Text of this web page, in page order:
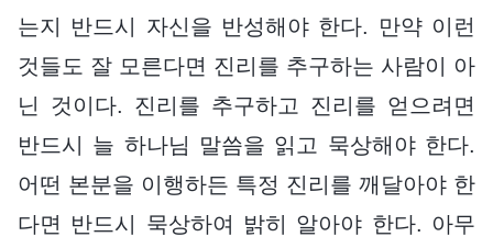
는지 반드시 자신을 반성해야 한다. 만약 이런
것들도 잘 모른다면 진리를 추구하는 사람이 아
닌 것이다. 진리를 추구하고 진리를 얻으려면
반드시 늘 하나님 말씀을 읽고 묵상해야 한다.
어떤 본분을 이행하든 특정 진리를 깨달아야 한
다면 반드시 묵상하여 밝히 알아야 한다. 아무